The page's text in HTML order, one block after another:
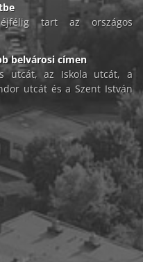
tart az országos
belvárosi címen
utcát, az Iskola utcát, a
utcát és a Szent István